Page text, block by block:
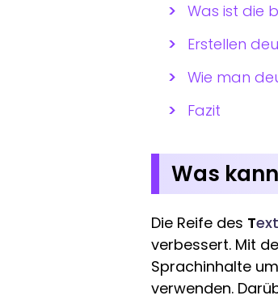
Was ist die
Erstellen
Wie man
Fazit
Was
Die Reife des T
verbessert. Mit
Sprachinhalte
verwenden.